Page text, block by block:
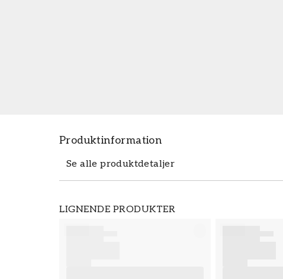
Produktinformation
Se alle produktdetaljer
LIGNENDE PRODUKTER